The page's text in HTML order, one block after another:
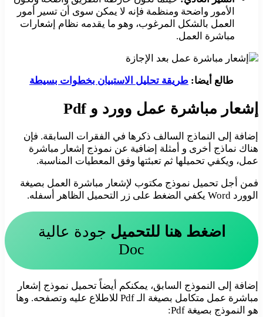
الأمور واضحة ومنظمة فإنه لا يمكن سوى أن تسير أمور
العمل بالشكل المرغوب، وهو ما يقدمه نظام إشعارات
مباشرة العمل.
طالع أيضا: طريقة تحليل الاستبيان بخطوات بسيطة
إشعار مباشرة عمل وورد و Pdf
إضافة إلى النماذج السالف ذكرها في الفقرات السابقة. فإن
هناك نماذج أخرى و أمثلة إضافية عن نموذج إشعار مباشرة
عمل، ويكفي تحميلها ثم تعبئتها وفق المعطيات المناسبة.
فمن أجل تحميل نموذج مكتوب لإشعار مباشرة العمل بصيغة
الوورد Word يكفي الضغط على زر التحميل الظاهر أسفله.
اضغط هنا للتحميل جودة عالية
Doc
إضافة إلى النموذج السابق، يمكنكم أيضاً تحميل نموذج إشعار
مباشرة عمل متكامل بصيغة الـ Pdf للاطلاع عليه وتصفحه. وها
هو النموذج بصيغة Pdf: